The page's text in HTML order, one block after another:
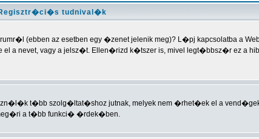
tudnival�k
(ebben az esetben egy �zenet jelenik meg)? L�pj kapcsolatba a
a nevet, vagy a jelsz�t. Ellen�rizd k�tszer is, mivel legt�bbsz�r ez a
t�bb szolg�ltat�shoz jutnak, melyek nem �rhet�ek el a
a t�bb funkci� �rdek�ben.